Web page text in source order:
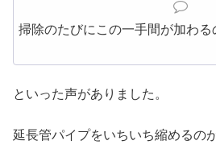
掃除のたびにこの一手間が加わる
といった声がありました。
延長管パイプをいちいち縮めるの